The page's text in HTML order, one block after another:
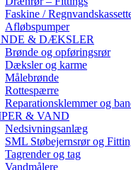
Faskine /
Afløbspumper
& DÆKSLER
Brønde og opføringsrør
Dæksler og karme
Målebrønde
Rottespærre
Reparationsklemmer og
& VAND
Nedsivningsanlæg
SML Støbejernsrør og
Tagrender og tag
Vandmålere